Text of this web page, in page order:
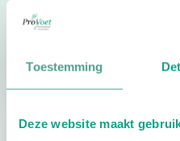
Toestemming
Deze website maakt
Professionals
Pedicure